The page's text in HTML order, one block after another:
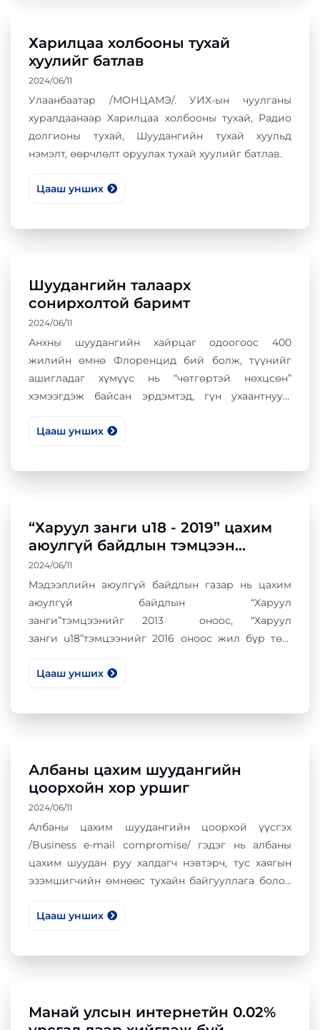
Харилцаа холбооны тухай
хуулийг батлав
2024/06/11
Улаанбаатар /МОНЦАМЭ/. УИХ-ын чуулганы
хуралдаанаар Харилцаа холбооны тухай, Радио
долгионы тухай, Шуудангийн тухай хуульд
нэмэлт, өөрчлөлт оруулах тухай хуулийг батлав.
Цааш унших
Шуудангийн талаарх
сонирхолтой баримт
2024/06/11
Анхны шуудангийн хайрцаг одоогоос 400
жилийн өмнө Флоренцид бий болж, түүнийг
ашигладаг хүмүүс нь “чөтгөртэй нөхцсөн”
хэмээгдэж байсан эрдэмтэд, гүн ухаантнууд,
ашиглагдаж байгаа хамгийн хөгшин шуудангийн
дугаарлалтыг анх Парисын “Нотр Дам” гүүрнээс
эхлэн хийжээ.
Цааш унших
“Харуул занги u18 - 2019” цахим
аюулгүй байдлын тэмцээн
амжилттай явагдаж өндөрлөлөө
2024/06/11
Мэдээллийн аюулгүй байдлын газар нь цахим
аюулгүй байдлын “Харуул
занги”тэмцээнийг 2013 оноос, “Харуул
занги u18”тэмцээнийг 2016 оноос жил бүр төр,
зохион байгуулж байна. Тус тэмцээний зорилго
ойлголтыг дээшлүүлэх, мэдээллийн технологийн
чиглэлээр суралцах эрмэлзэлтэй сурагчдыг
дэмжих, тэдний мэдээллийн технологи, аюулгүй
идэвхжүүлэх зорилготой юм.
Цааш унших
Албаны цахим шуудангийн
цоорхойн хор уршиг
2024/06/11
Албаны цахим шуудангийн цоорхой үүсгэх
/Business e-mail compromise/ гэдэг нь албаны
цахим шуудан руу халдагч нэвтэрч, тус хаягын
эзэмшигчийн өмнөөс тухайн байгууллага болон
залилах замаар мөнгө санхүүгийн хохирол
in the Email”гэж нэрлэх тохиолдол ч байдаг.
Цааш унших
Манай улсын интернетйн 0.02%